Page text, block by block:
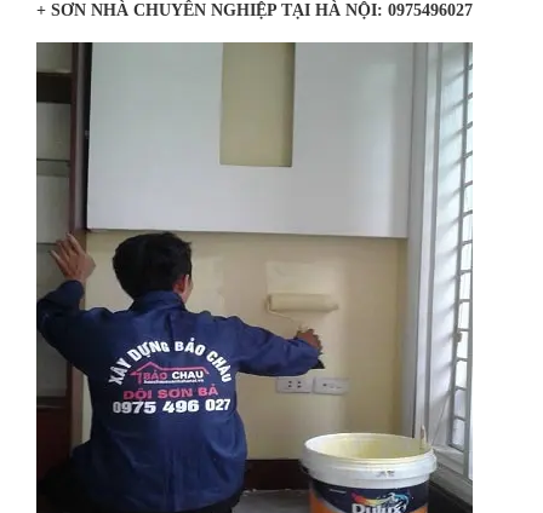
+ SƠN NHÀ CHUYÊN NGHIỆP TẠI HÀ NỘI: 0975496027